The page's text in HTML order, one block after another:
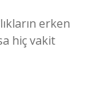
erken
hiç vakit